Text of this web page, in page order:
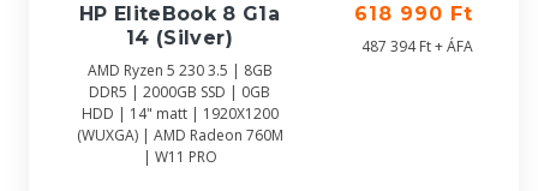
HP EliteBook 8 G1a
14 (Silver)
AMD Ryzen 5 230 3.5 | 8GB
DDR5 | 2000GB SSD | 0GB
HDD | 14" matt | 1920X1200
(WUXGA) | AMD Radeon 760M
| W11 PRO
618 990 Ft
487 394 Ft + ÁFA